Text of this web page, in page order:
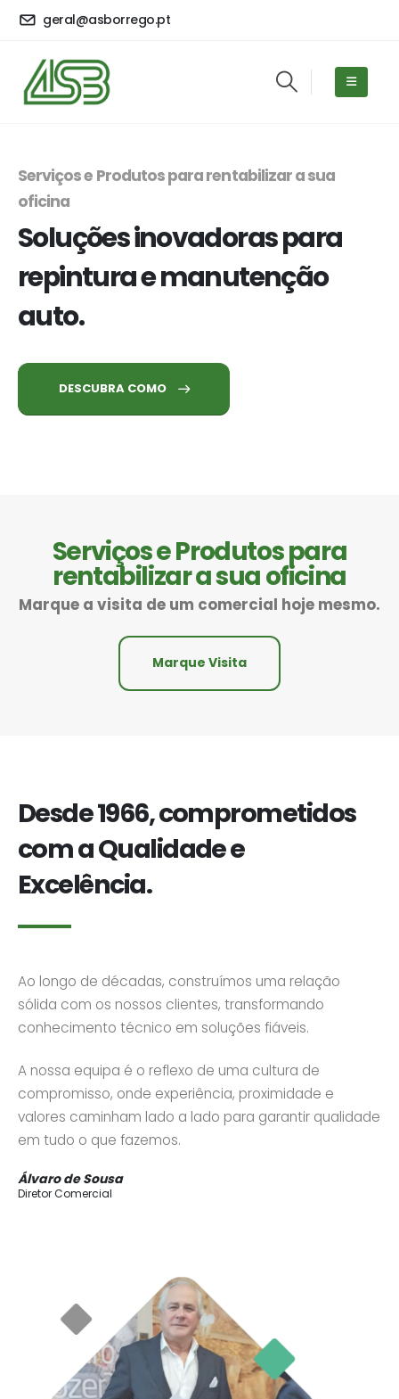
geral@asborrego.pt
Serviços e Produtos para rentabilizar a sua
oficina
Soluções inovadoras para
repintura e manutenção
auto.
DESCUBRA COMO
Serviços e Produtos para
rentabilizar a sua oficina
Marque a visita de um comercial hoje mesmo.
Marque Visita
Desde 1966, comprometidos
com a Qualidade e
Excelência.
Ao longo de décadas, construímos uma relação
sólida com os nossos clientes, transformando
conhecimento técnico em soluções fiáveis.
A nossa equipa é o reflexo de uma cultura de
compromisso, onde experiência, proximidade e
valores caminham lado a lado para garantir qualidade
em tudo o que fazemos.
Álvaro de Sousa
Diretor Comercial